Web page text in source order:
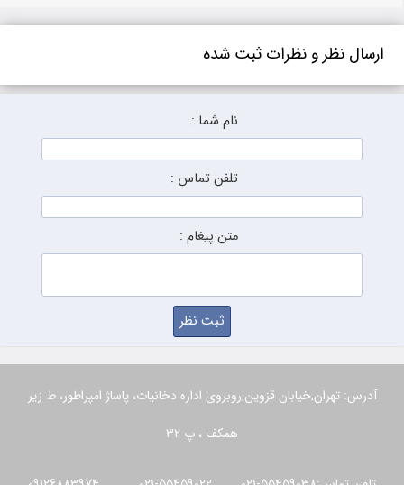
ارسال نظر و نظرات ثبت شده
نام شما :
تلفن تماس :
متن پیغام :
آدرس: تهران,خیابان قزوین,روبروی اداره دخانیات، پاساژ امپراطور، ط زیر
همکف ، پ 32